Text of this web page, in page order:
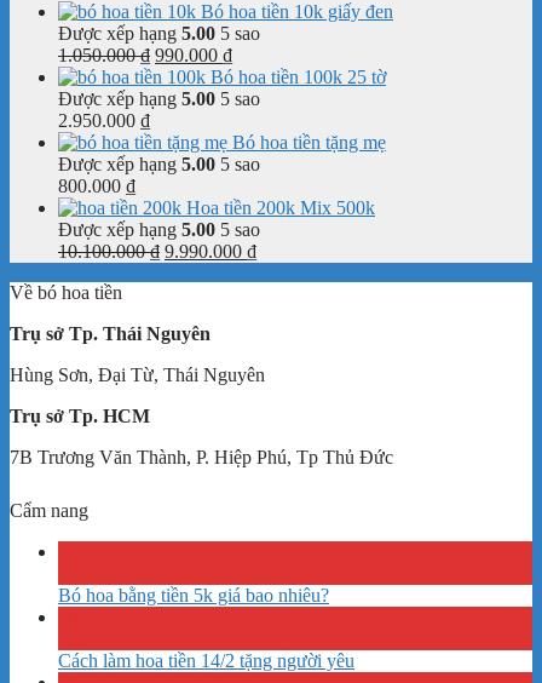
Bó hoa tiền 10k giấy đen
Được xếp hạng 5.00 5 sao
1.050.000₫ Giá
gốc
là:
990.000 ₫Giá
hiện
tại
990.000 ₫.
Bó hoa tiền 100k 25 tờ
Được xếp hạng 5.00 5 sao
2.950.000 ₫
Bó hoa tiền tặng mẹ
Được xếp hạng 5.00 5 sao
800.000 ₫
Hoa tiền 200k Mix 500k
Được xếp hạng 5.00 5 sao
10.100.000₫ Giá
9.990.000 ₫Giá
Về bó hoa tiền
Trụ sở Tp. Thái Nguyên
Hùng Sơn, Đại Từ, Thái Nguyên
Trụ sở Tp. HCM
7B Trương Văn Thành, P. Hiệp Phú, Tp Thủ Đức
Cẩm nang
Bó hoa bằng tiền 5k giá bao nhiêu?
Cách làm hoa tiền 14/2 tặng người yêu